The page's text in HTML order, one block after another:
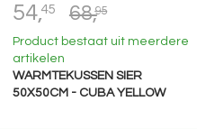
54,45 68,95
Product bestaat uit meerdere
artikelen
WARMTEKUSSEN SIER
50X50CM - CUBA YELLOW